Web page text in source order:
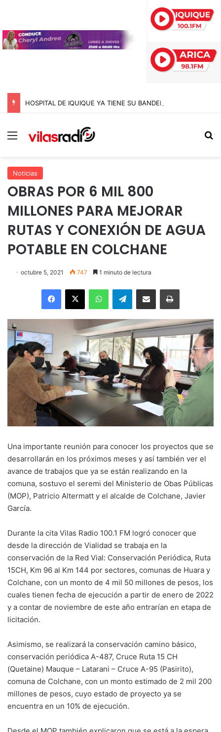
Menú
Noticias
OBRAS POR 6 MIL 800
MILLONES PARA MEJORAR
RUTAS Y CONEXIÓN DE AGUA
POTABLE EN COLCHANE
octubre 5, 2021 747 1 minuto de lectura
Facebook
X WhatsAppTelegramEnviar vía email Imprimir
Una importante reunión para conocer los proyectos que se
desarrollarán en los próximos meses y así también ver el
avance de trabajos que ya se están realizando en la
comuna, sostuvo el seremi del Ministerio de Obas Públicas
(MOP), Patricio Altermatt y el alcalde de Colchane, Javier
García.
Durante la cita Vilas Radio 100.1 FM logró conocer que
desde la dirección de Vialidad se trabaja en la
conservación de la Red Vial: Conservación Periódica, Ruta
15CH, Km 96 al Km 144 por sectores, comunas de Huara y
Colchane, con un monto de 4 mil 50 millones de pesos, los
cuales tienen fecha de ejecución a partir de enero de 2022
y a contar de noviembre de este año entrarían en etapa de
licitación.
Asimismo, se realizará la conservación camino básico,
conservación periódica A-487, Cruce Ruta 15 CH
(Quetaine) Mauque – Latarani – Cruce A-95 (Pasirito),
comuna de Colchane, con un monto estimado de 2 mil 200
millones de pesos, cuyo estado de proyecto ya se
encuentra en un 10% de ejecución.